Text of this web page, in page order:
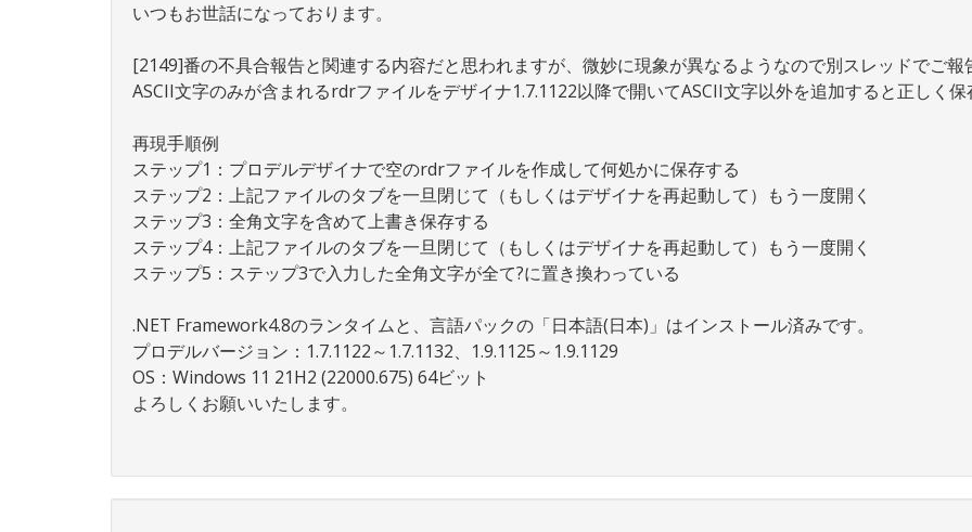
いつもお世話になっております。
[2149]番の不具合報告と関連する内容だと思われますが、微妙に現象が異なるようなので別スレッドでご報
ASCII文字のみが含まれるrdrファイルをデザイナ1.7.1122以降で開いてASCII文字以外を追加すると正しく保
再現手順例
ステップ1：プロデルデザイナで空のrdrファイルを作成して何処かに保存する
ステップ2：上記ファイルのタブを一旦閉じて（もしくはデザイナを再起動して）もう一度開く
ステップ3：全角文字を含めて上書き保存する
ステップ4：上記ファイルのタブを一旦閉じて（もしくはデザイナを再起動して）もう一度開く
ステップ5：ステップ3で入力した全角文字が全て?に置き換わっている
.NET Framework4.8のランタイムと、言語パックの「日本語(日本)」はインストール済みです。
プロデルバージョン：1.7.1122～1.7.1132、1.9.1125～1.9.1129
OS：Windows 11 21H2 (22000.675) 64ビット
よろしくお願いいたします。